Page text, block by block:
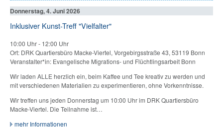
Donnerstag, 4. Juni 2026
Inklusiver Kunst-Treff "Vielfalter"
10:00 Uhr- 12:00 Uhr
Ort: DRK Quartiersbüro Macke-Viertel, Vorgebirgsstraße 43, 53119 Bonn
Veranstalter*in: Evangelische Migrations- und Flüchtlingsarbeit Bonn
Wir laden ALLE herzlich ein, beim Kaffee und Tee kreativ zu werden und
mit verschiedenen Materialien zu experimentieren, ohne Vorkenntnisse.
Wir treffen uns jeden Donnerstag um 10:00 Uhr im DRK Quartiersbüro
Macke-Viertel. Die Teilnahme ist…
mehr Informationen